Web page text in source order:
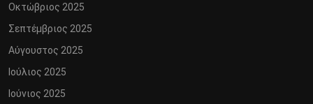
Οκτώβριος 2025
Σεπτέμβριος 2025
Αύγουστος 2025
Ιούλιος 2025
Ιούνιος 2025